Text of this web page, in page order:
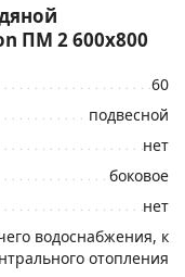
ПМ 2 600x800
60
подвесной
нет
боковое
нет
водоснабжения, к
отопления